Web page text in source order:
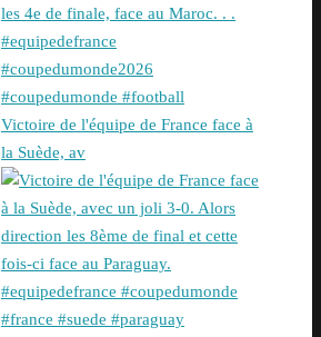
Victoire de l'équipe de France face à
la Suède, av